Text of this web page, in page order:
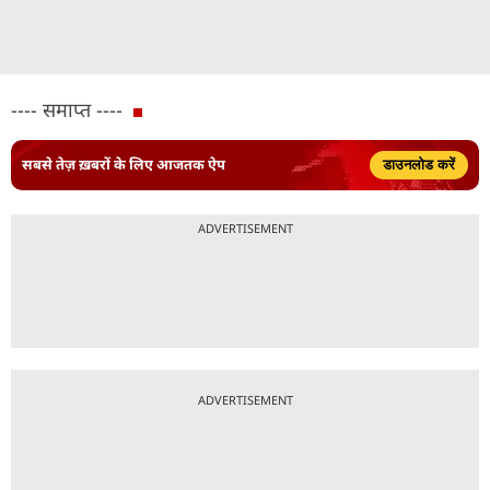
---- समाप्त ----
सबसे तेज़ ख़बरों के लिए आजतक ऐप डाउनलोड करें
ADVERTISEMENT
ADVERTISEMENT